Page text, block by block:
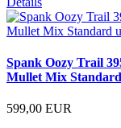
Spank Oozy Trail
Mullet Mix
599,00 EUR